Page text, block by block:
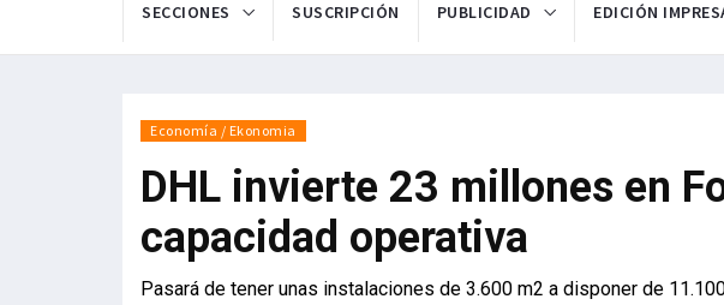
SECCIONES SUSCRIPCIÓN PUBLICIDAD EDICIÓN
Economía / Ekonomia
DHL invierte 23 millones en
capacidad operativa
Pasará de tener unas instalaciones de 3.600 m2 a disponer de